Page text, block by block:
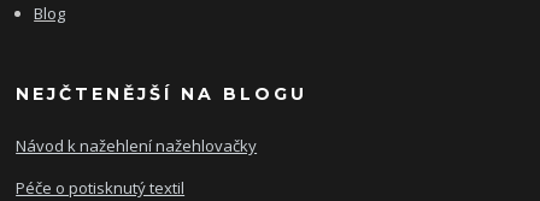
Blog
NEJČTENĚJŠÍ NA BLOGU
Návod k nažehlení nažehlovačky
Péče o potisknutý textil